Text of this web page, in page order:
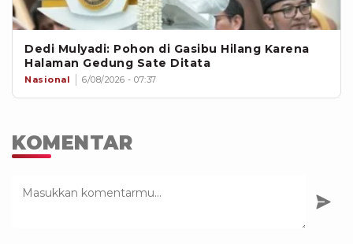
Dedi Mulyadi: Pohon di Gasibu Hilang Karena
Halaman Gedung Sate Ditata
Nasional 6/08/2026 - 07:37
KOMENTAR